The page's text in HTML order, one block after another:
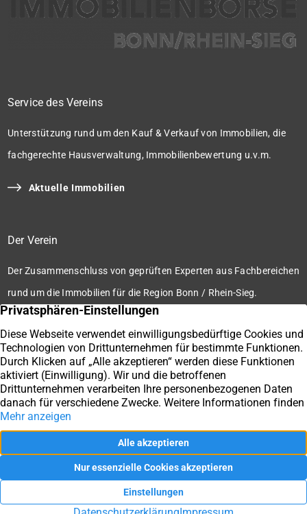
Der Verein
Der Zusammenschluss von geprüften Experten aus Fachbereichen
rund um die Immobilien für die Region Bonn / Rhein-Sieg.
Service des Vereins
Unterstützung rund um den Kauf & Verkauf von Immobilien, die
fachgerechte Hausverwaltung, Immobilienbewertung u.v.m.
Aktuelle Immobilien
Ihre Immobilienmakler der Immobilienbörse Bonn / Rhein-
Datenschutz